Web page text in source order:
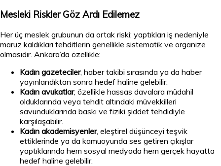
Mesleki Riskler Göz Ardı Edilemez
Her üç meslek grubunun da ortak riski; yaptıkları iş nedeniyle
maruz kaldıkları tehditlerin genellikle sistematik ve organize
olmasıdır. Ankara’da özellikle:
Kadın gazeteciler, haber takibi sırasında ya da haber
yayınlandıktan sonra hedef haline gelebilir.
Kadın avukatlar, özellikle hassas davalara müdahil
olduklarında veya tehdit altındaki müvekkilleri
savunduklarında baskı ve fiziki şiddet tehdidiyle
karşılaşabilir.
Kadın akademisyenler, eleştirel düşünceyi teşvik
ettiklerinde ya da kamuoyunda ses getiren çıkışlar
yaptıklarında hem sosyal medyada hem gerçek hayatta
hedef haline gelebilir.